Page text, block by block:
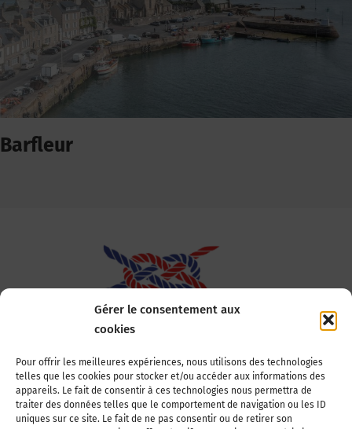
Gérer le consentement aux
cookies
Pour offrir les meilleures expériences, nous utilisons des technologies
telles que les cookies pour stocker et/ou accéder aux informations des
appareils. Le fait de consentir à ces technologies nous permettra de
traiter des données telles que le comportement de navigation ou les ID
uniques sur ce site. Le fait de ne pas consentir ou de retirer son
Barfleur
Association Nationale des Elus des Littoraux
22, boulevard de la Tour-Maubourg
75007 Paris
Tél : 01 44 11 11 70